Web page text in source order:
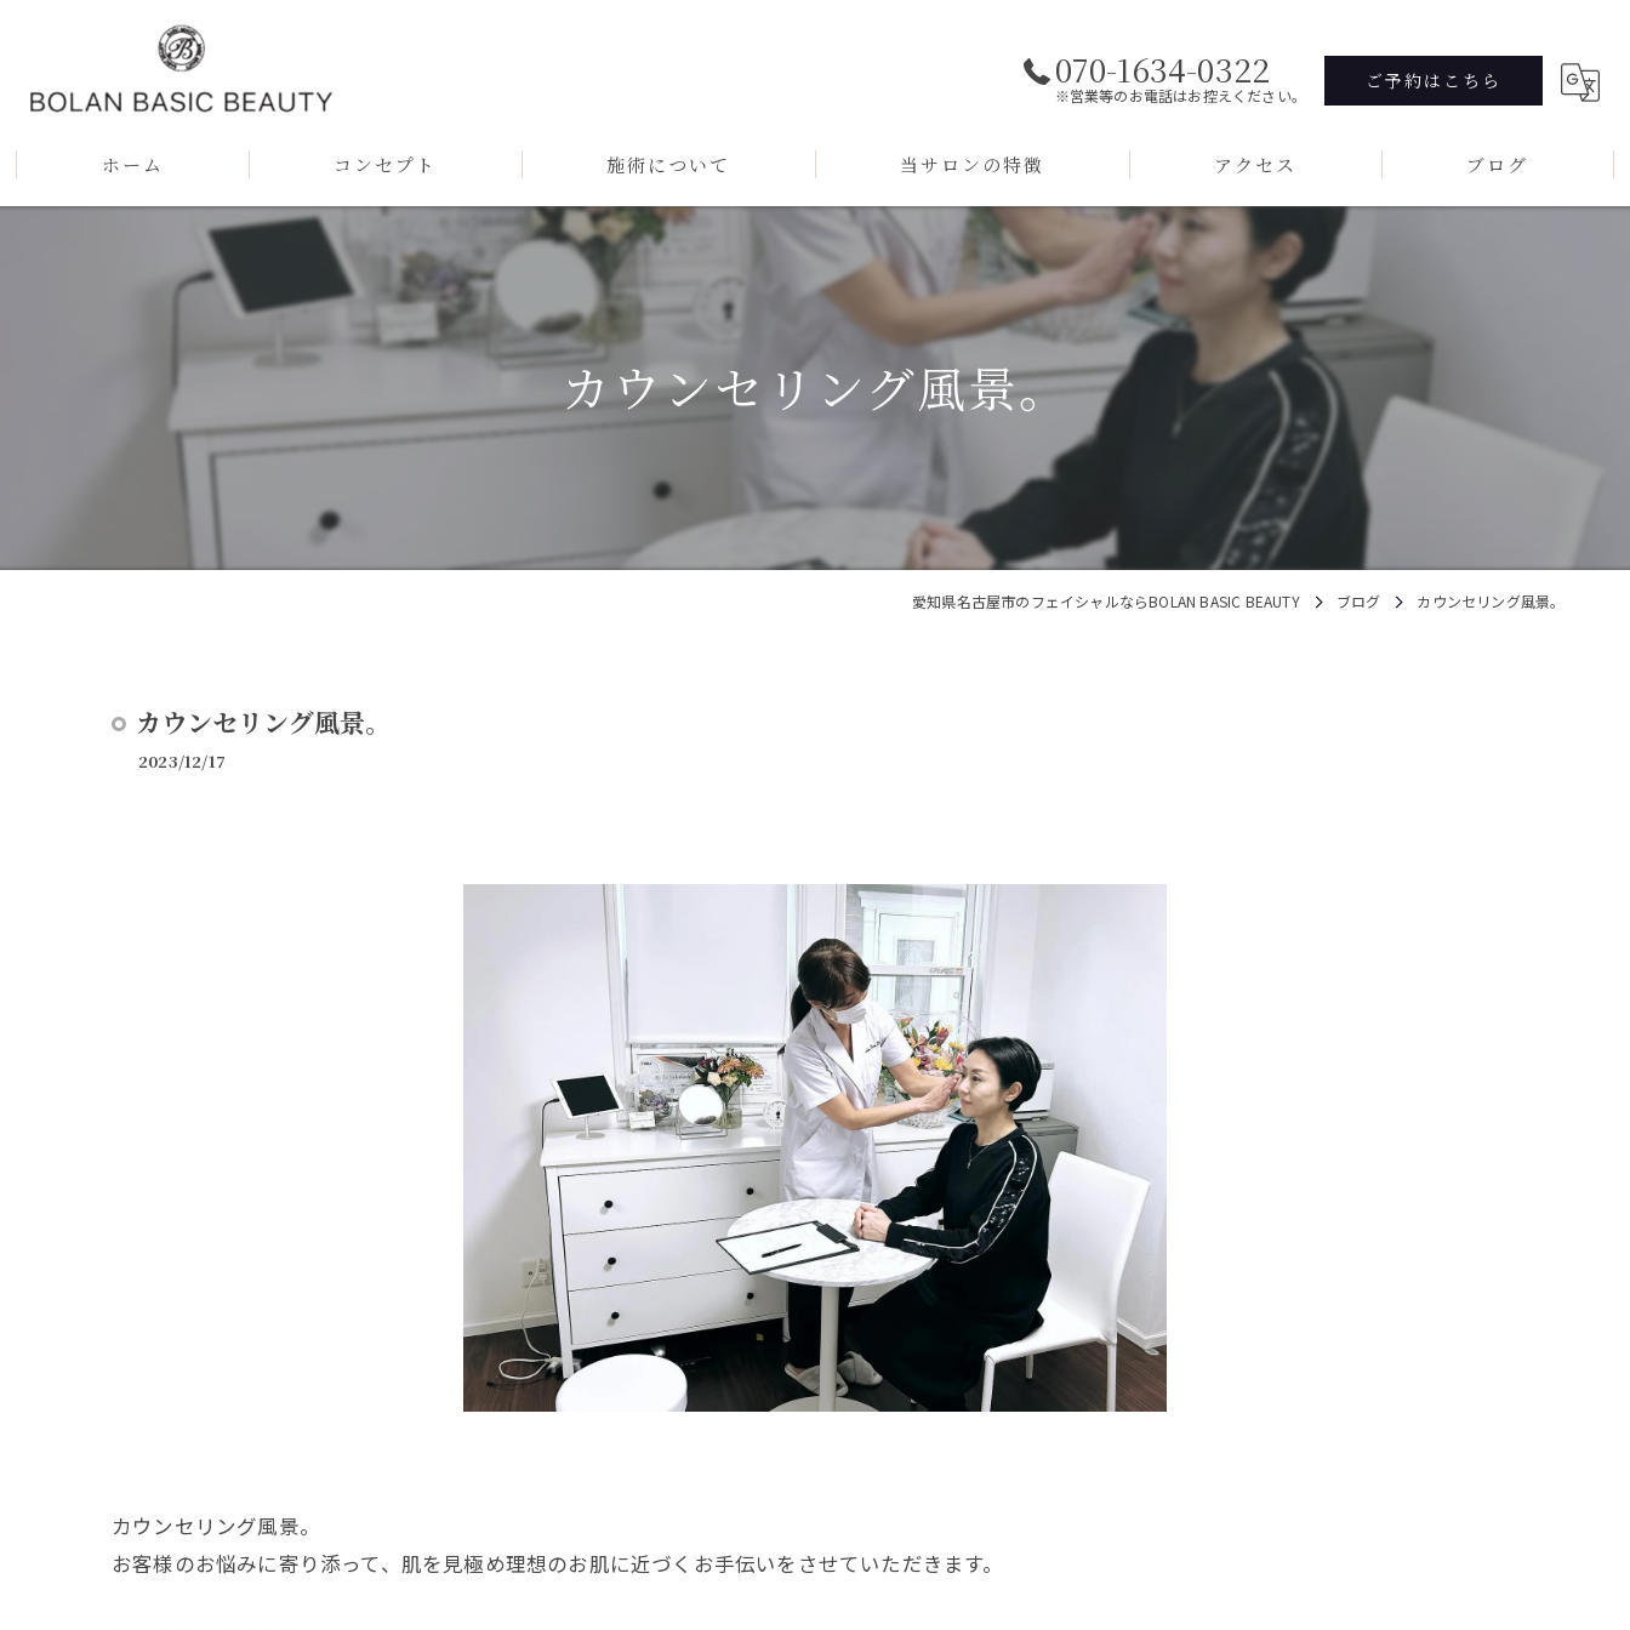
070-1634-0322
※営業等のお電話はお控えください。
ご予約はこちら
ホーム コンセプト 施術について
メニュー
ギャラリー
よくある質問
当サロンの特徴
ピーリング
毛穴
アクセス ブログ
カウンセリング風景。
愛知県名古屋市のフェイシャルならBOLAN BASIC BEAUTY ブログ カウンセリング風景。
カウンセリング風景。
2023/12/17
カウンセリング風景。
お客様のお悩みに寄り添って、肌を見極め理想のお肌に近づくお手伝いをさせていただきます。